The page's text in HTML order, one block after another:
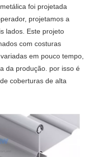
foi projetada
projetamos a
lados. Este projeto
com costuras
em pouco tempo,
da produção. por isso é
coberturas de alta